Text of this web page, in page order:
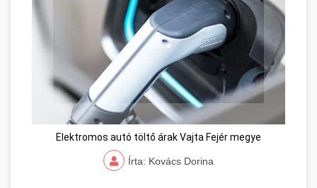
Elektromos autó töltő árak Vajta Fejér megye
Írta: Kovács Dorina